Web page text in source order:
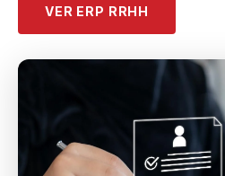
VER ERP RRHH